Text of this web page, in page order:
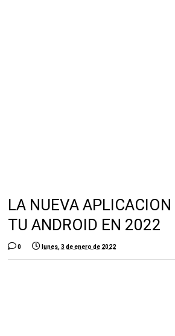
LA NUEVA APLICACION
TU ANDROID EN 2022
0 lunes, 3 de enero de 2022